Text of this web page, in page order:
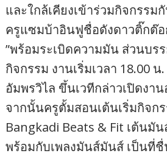
และใกล้เคียงเข้าร่วมกิจกรรม
ครูแซมบ้าอินฟูชื่อดังดาวติ๊กต๊อ
”พร้อมระเบิดความมัน ส่วนบร
กิจกรรม งานเริ่มเวลา 18.00
อัมพรวิไล ขึ้นเวทีกล่าวเปิดงา
จากนั้นครูตั้มสอนเต้นเริ่มกิจก
Bangkadi Beats & Fit เต้นมั
พร้อมกับเพลงมันส์มันส์ เป็นที่